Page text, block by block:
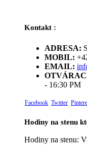
Kontakt :
ADRESA:
MOBIL:
EMAIL:
- 16:30 PM
Facebook Twitter
Hodiny na stenu
Hodiny na stenu: